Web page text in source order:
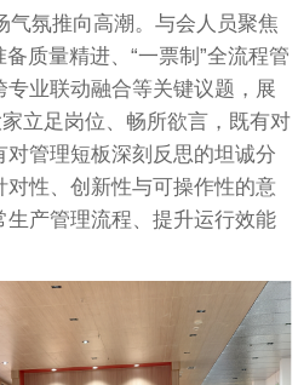
氛推向高潮。与会人员聚焦
质量精进、“一票制”全流程管
业联动融合等关键议题，展
立足岗位、畅所欲言，既有对
管理短板深刻反思的坦诚分
性、创新性与可操作性的意
生产管理流程、提升运行效能